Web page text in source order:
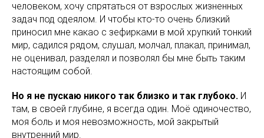
человеком, хочу спрятаться от взрослых жизненных
задач под одеялом. И чтобы кто-то очень близкий
приносил мне какао с зефирками в мой хрупкий тонкий
мир, садился рядом, слушал, молчал, плакал, принимал,
не оценивал, разделял и позволял бы мне быть таким
настоящим собой.
Но я не пускаю никого так близко и так глубоко. И
там, в своей глубине, я всегда один. Моё одиночество,
моя боль и моя невозможность, мой закрытый
внутренний мир.